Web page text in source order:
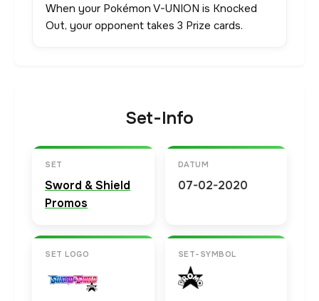
When your Pokémon V-UNION is Knocked
Out, your opponent takes 3 Prize cards.
Set-Info
SET
Sword & Shield
Promos
DATUM
07-02-2020
SET LOGO SET-SYMBOL